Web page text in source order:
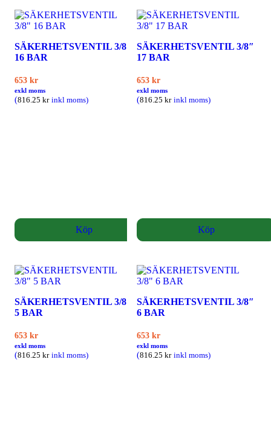
SÄKERHETSVENTIL 3/8″
16 BAR
653 kr
exkl moms
(816.25 kr inkl moms)
Köp
SÄKERHETSVENTIL 3/8″
17 BAR
653kr
exkl moms
(816.25kr inkl moms)
Köp
SÄKERHETSVENTIL 3/8″
5 BAR
653 kr
exkl moms
(816.25 kr inkl moms)
SÄKERHETSVENTIL 3/8″
6 BAR
653kr
exkl moms
(816.25kr inkl moms)